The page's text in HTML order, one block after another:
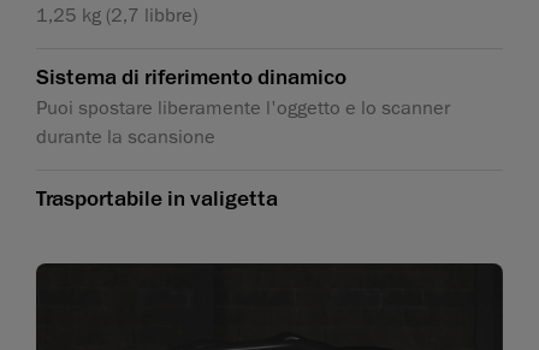
1,25 kg (2,7 libbre)
Sistema di riferimento dinamico
Puoi spostare liberamente l'oggetto e lo scanner
durante la scansione
Trasportabile in valigetta